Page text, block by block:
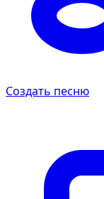
Создать песню